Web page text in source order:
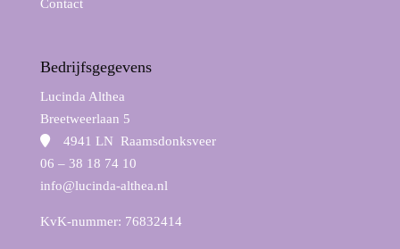
Contact
Bedrijfsgegevens
Lucinda Althea
Breetweerlaan 5
4941 LN Raamsdonksveer
06 – 38 18 74 10
info@lucinda-althea.nl
KvK-nummer: 76832414